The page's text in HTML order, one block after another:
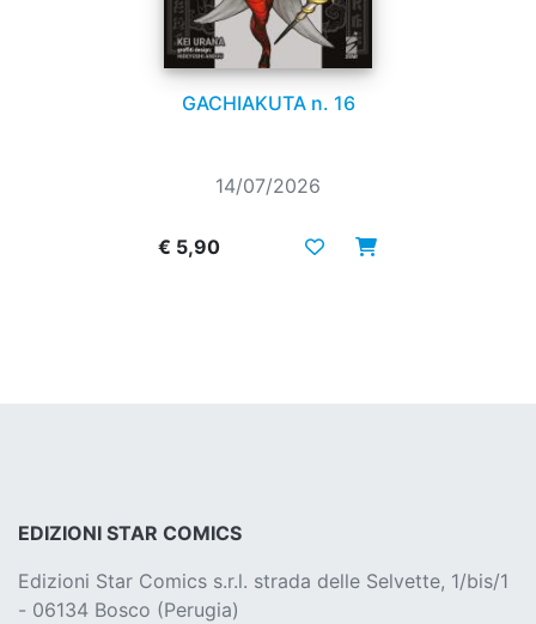
GACHIAKUTA n. 16
14/07/2026
€ 5,90
EDIZIONI STAR COMICS
Edizioni Star Comics s.r.l. strada delle Selvette, 1/bis/1
- 06134 Bosco (Perugia)